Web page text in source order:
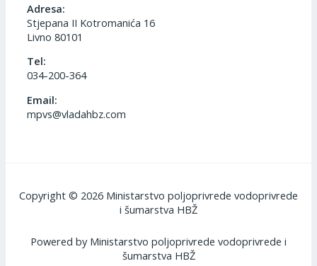
Adresa:
Stjepana II Kotromanića 16
Livno 80101
Tel:
034-200-364
Email:
mpvs@vladahbz.com
Copyright © 2026 Ministarstvo poljoprivrede vodoprivrede
i šumarstva HBŽ
Powered by Ministarstvo poljoprivrede vodoprivrede i
šumarstva HBŽ